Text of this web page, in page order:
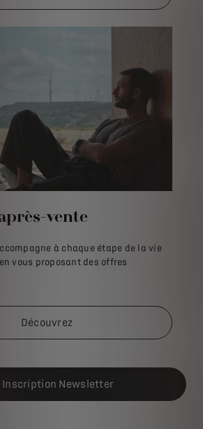
vente
à chaque étape de la vie
vous proposant des offres
Découvrez
Inscription Newsletter